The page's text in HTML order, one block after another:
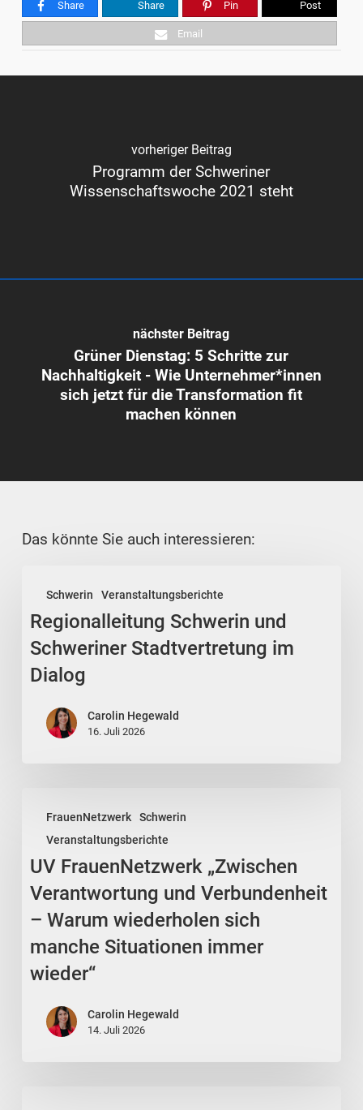
Share Share Pin Post
Email
vorheriger Beitrag
Programm der Schweriner
Wissenschaftswoche 2021 steht
nächster Beitrag
Grüner Dienstag: 5 Schritte zur
Nachhaltigkeit - Wie Unternehmer*innen
sich jetzt für die Transformation fit
machen können
Das könnte Sie auch interessieren:
Schwerin Veranstaltungsberichte
Schwerin
und
Schweriner
Stadtvertretung
Dialog
Regionalleitung Schwerin und
Schweriner Stadtvertretung im
Dialog
Carolin Hegewald
16. Juli 2026
FrauenNetzwerk
Schwerin
Veranstaltungsberichte
FrauenNetzwerk
„Zwischen
Verantwortung
und
Verbundenheit
Warum
wiederholen
manche
UV FrauenNetzwerk „Zwischen
Verantwortung und Verbundenheit
– Warum wiederholen sich
manche Situationen immer
wieder“
Carolin Hegewald
14. Juli 2026